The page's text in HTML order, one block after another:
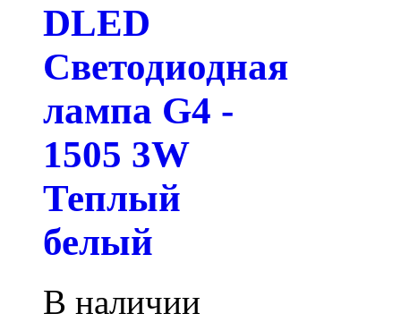
DLED
Светодиодная
лампа G4 -
1505 3W
Теплый
белый
В наличии